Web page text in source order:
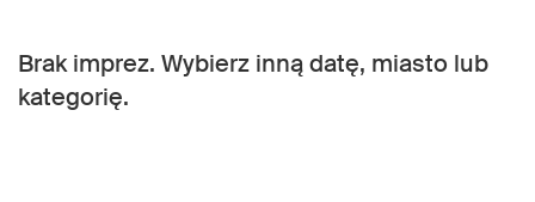
Brak imprez. Wybierz inną datę, miasto lub
kategorię.